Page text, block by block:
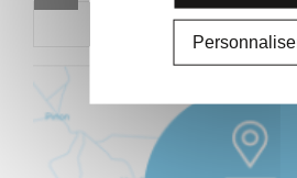
Proposer un document